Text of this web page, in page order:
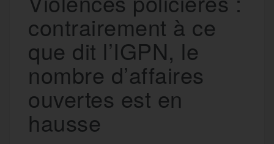
contrairement à ce
que dit l’IGPN, le
nombre d’affaires
ouvertes est en
hausse